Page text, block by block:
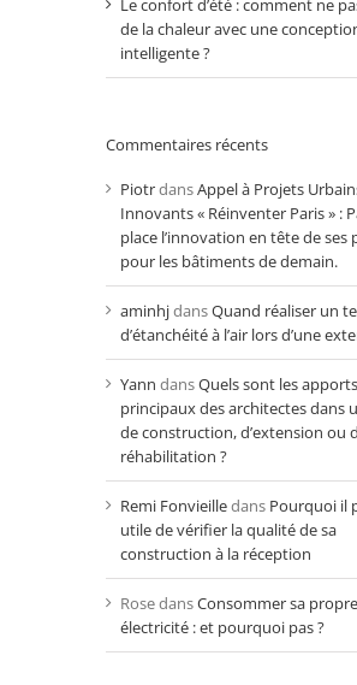
Le confort d’été : comment ne
de la chaleur avec une
intelligente ?
Commentaires récents
PiotrdansAppel à Projets
Innovants « Réinventer Paris » :
place l’innovation en tête de ses
pour les bâtiments de demain.
aminhjdansQuand réaliser un
d’étanchéité à l’air lors d’une
Yann dansQuels sont les apports
principaux des architectes dans
de construction, d’extension ou
réhabilitation ?
Remi Fonvieilledans Pourquoi il
utile de vérifier la qualité de sa
construction à la réception
RosedansConsommer sa propre
électricité : et pourquoi pas ?